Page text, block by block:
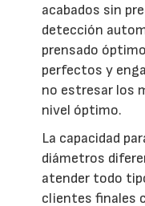
acabados sin
detección
prensado
perfectos y
no estresar los
nivel óptimo.
La capacidad
diámetros
atender todo
clientes finales